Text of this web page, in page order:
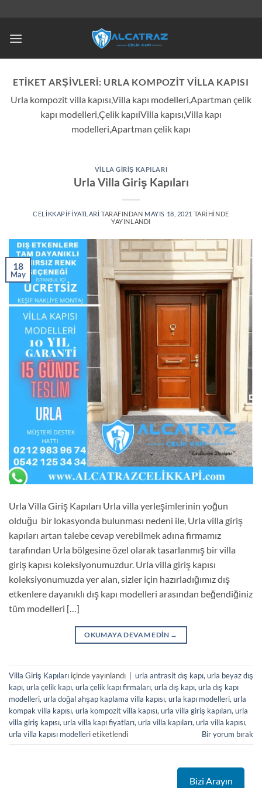
ETIKET ARŞIVLERI: URLA KOMPOZIT VILLA KAPISI
Urla kompozit villa kapısı,Villa kapı modelleri,Apartman çelik
kapı modelleri,Çelik kapıiVilla kapısı,Villa kapı
modelleri,Apartman çelik kapı
VILLA GIRIŞ KAPILARI
Urla Villa Giriş Kapıları
CELIKKAPIFIYATLARI TARAFINDAN MAYIS 18, 2021 TARIHINDE
YAYINLANDI
18
May
Urla Villa Giriş Kapıları Urla villa yerleşimlerinin yoğun
olduğu bir lokasyonda bulunması nedeni ile, Urla villa giriş
kapıları artan talebe cevap verebilmek adına firmamız
tarafından Urla bölgesine özel olarak tasarlanmış bir villa
giriş kapısı koleksiyonumuzdur. Urla villa giriş kapısı
koleksiyonumuzda yer alan, sizler için hazırladığımız dış
etkenlere dayanıklı dış kapı modelleri arasından beğendiğiniz
tüm modelleri […]
OKUMAYA DEVAM EDIN →
Villa Giriş Kapıları içinde yayınlandı urla antrasit dış kapı, urla beyaz dış
kapı, urla çelik kapı, urla çelik kapı firmaları, urla dış kapı, urla dış kapı
modelleri, urla doğal ahşap kaplama villa kapısı, urla kapı modelleri, urla
kompak villa kapısı, urla kompozit villa kapısı, urla villa giriş kapıları, urla
villa giriş kapısı, urla villa kapı fiyatları, urla villa kapıları, urla villa kapısı,
urla villa kapısı modellerietiketlendi Bir yorum bırak
Bizi Arayın